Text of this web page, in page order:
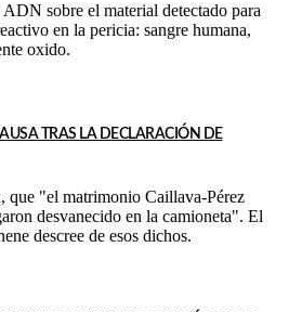
sobre el material detectado para
en la pericia: sangre humana,
oxido.
TRAS LA DECLARACIÓN DE
que "el matrimonio Caillava-Pérez
desvanecido en la camioneta". El
descree de esos dichos.